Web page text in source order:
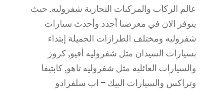
عالم الركاب والمركبات التجارية شفروليه. حيث
يتوفر الان في معرضنا أجدد وأحدث سيارات
شفروليه ومختلف الطرازات الجميلة إبتداء
بسيارات السيدان مثل شفروليه أفيو, كروز
والسيارات العائلية مثل شفروليه تاهو, كابتيفا
وتراكس والسيارات البيك – اب سلفرادو